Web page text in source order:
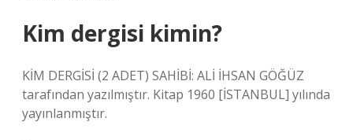
Kim dergisi kimin?
KİM DERGİSİ (2 ADET) SAHİBİ: ALİ İHSAN GÖĞÜZ
tarafından yazılmıştır. Kitap 1960 [İSTANBUL] yılında
yayınlanmıştır.